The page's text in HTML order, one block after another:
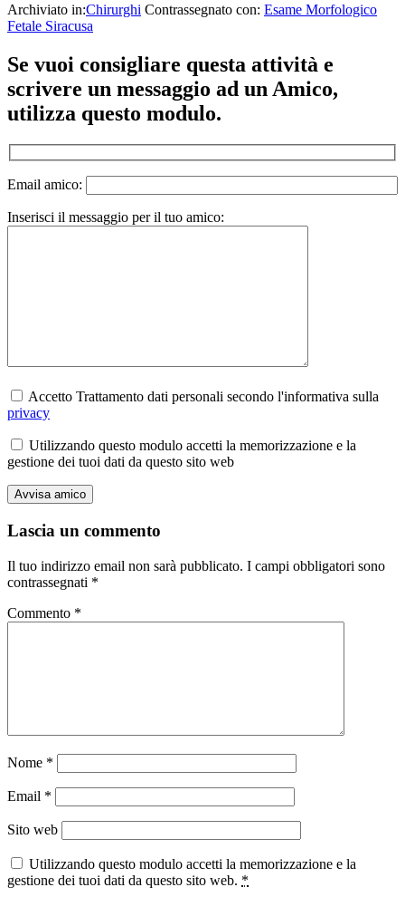
Archiviato in:Chirurghi Contrassegnato con: Esame Morfologico
Fetale Siracusa
Se vuoi consigliare questa attività e
scrivere un messaggio ad un Amico,
utilizza questo modulo.
Email amico:
Inserisci il messaggio per il tuo amico:
Accetto Trattamento dati personali secondo l'informativa sulla
privacy
Utilizzando questo modulo accetti la memorizzazione e la
gestione dei tuoi dati da questo sito web
Lascia un commento
Il tuo indirizzo email non sarà pubblicato. I campi obbligatori sono
contrassegnati *
Commento *
Nome *
Email *
Sito web
Utilizzando questo modulo accetti la memorizzazione e la
gestione dei tuoi dati da questo sito web. *